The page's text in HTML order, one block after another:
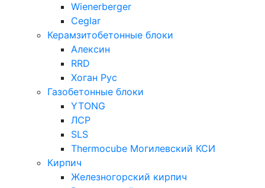
Wienerberger
Ceglar
Керамзитобетонные блоки
Алексин
RRD
Хоган Рус
Газобетонные блоки
YTONG
ЛСР
SLS
Thermocube Могилевский КСИ
Кирпич
Железногорский кирпич